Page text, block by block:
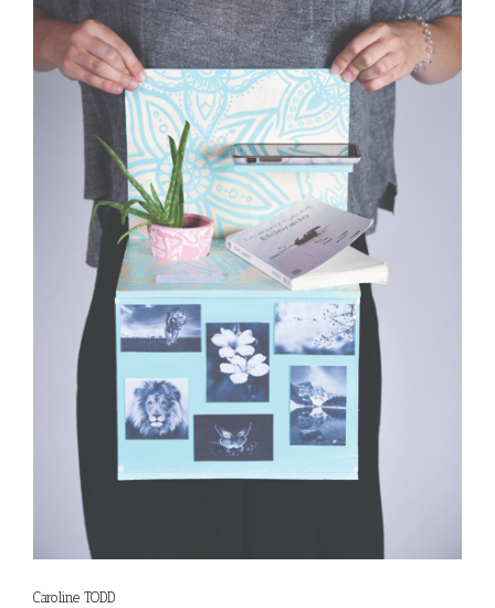
Caroline TODD